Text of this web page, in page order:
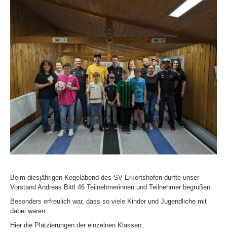
Beim diesjährigen Kegelabend des SV Erkertshofen durfte unser
Vorstand Andreas Bittl 46 Teilnehmerinnen und Teilnehmer begrüßen.
Besonders erfreulich war, dass so viele Kinder und Jugendliche mit
dabei waren.
Hier die Platzierungen der einzelnen Klassen: